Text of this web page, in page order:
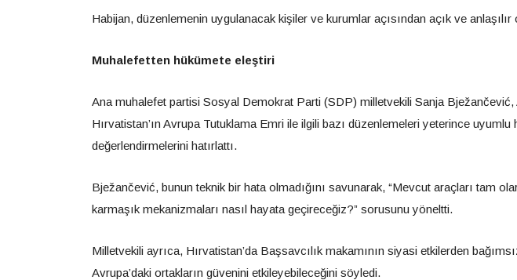
Habijan, düzenlemenin uygulanacak kişiler ve kurumlar açısından açık ve anlaşılır
Muhalefetten hükümete eleştiri
Ana muhalefet partisi Sosyal Demokrat Parti (SDP) milletvekili Sanja
Hırvatistan’ın Avrupa Tutuklama Emri ile ilgili bazı düzenlemeleri yeterince
değerlendirmelerini hatırlattı.
Bježančević, bunun teknik bir hata olmadığını savunarak, “Mevcut araçları tam
karmaşık mekanizmaları nasıl hayata geçireceğiz?” sorusunu yöneltti.
Milletvekili ayrıca, Hırvatistan’da Başsavcılık makamının siyasi etkilerden
Avrupa’daki ortakların güvenini etkileyebileceğini söyledi.